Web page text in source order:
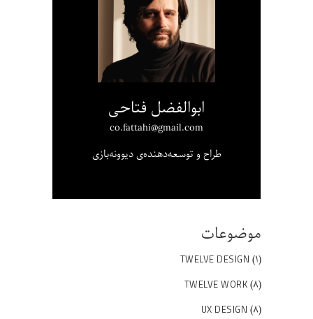
ابوالفضل فتاحی
co.fattahi@gmail.com
طراح و توسعه‌دهنده‌ی دیوونه‌بازی
موضوعات
TWELVE DESIGN (۱)
TWELVE WORK (۸)
UX DESIGN (۸)